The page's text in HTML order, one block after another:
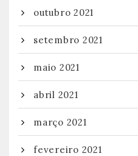
outubro 2021
setembro 2021
maio 2021
abril 2021
março 2021
fevereiro 2021